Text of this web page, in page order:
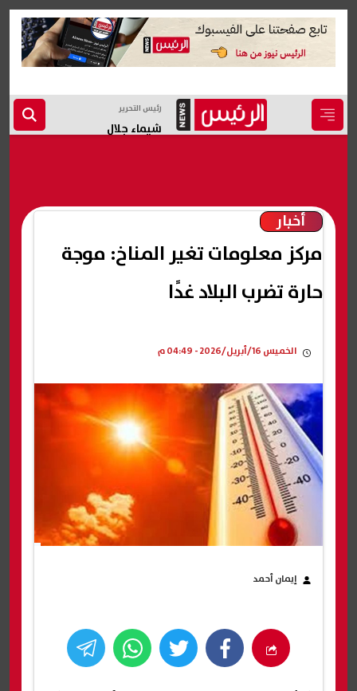
رئيس التحرير
شيماء جلال
أخبار
مركز معلومات تغير المناخ: موجة
حارة تضرب البلاد غدًا
الخميس 16/أبريل/2026 - 04:49 م
إيمان أحمد